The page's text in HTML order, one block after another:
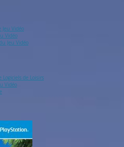
Jeu Vidéo
Vidéo
Jeu Vidéo
de Loisirs
Vidéo